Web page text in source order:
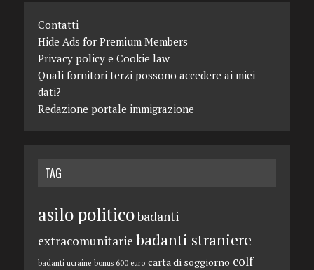
Contatti
Hide Ads for Premium Members
Privacy policy e Cookie law
Quali fornitori terzi possono accedere ai miei
dati?
Redazione portale immigrazione
TAG
asilo politicobadanti
extracomunitarie badanti straniere
badanti ucraine bonus 600 euro carta di soggiorno colf